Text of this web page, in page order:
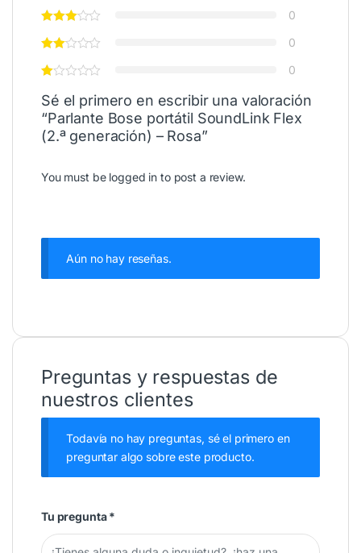
0
0
0
Sé el primero en escribir una valoración
“Parlante Bose portátil SoundLink Flex
(2.ª generación) – Rosa”
You must be logged in to post a review.
Aún no hay reseñas.
Preguntas y respuestas de
nuestros clientes
Todavía no hay preguntas, sé el primero en
preguntar algo sobre este producto.
Tu pregunta*